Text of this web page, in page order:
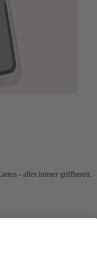
- alles immer griffbereit.